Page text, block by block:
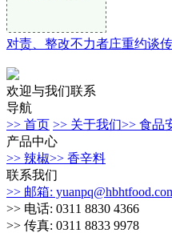
对责、整改不力者庄重约谈
欢迎与我们联系
导航
>> 首页 >> 关于我们>> 食品
产品中心
>> 辣椒>> 香辛料
联系我们
>> 邮箱:
>> 电话: 0311 8830 4366
>> 传真: 0311 8833 9978